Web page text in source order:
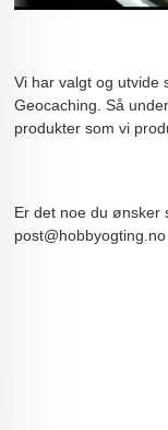
Vi har valgt og utvide
Geocaching. Så
produkter som vi
Er det noe du ønsker
post@hobbyogting.no